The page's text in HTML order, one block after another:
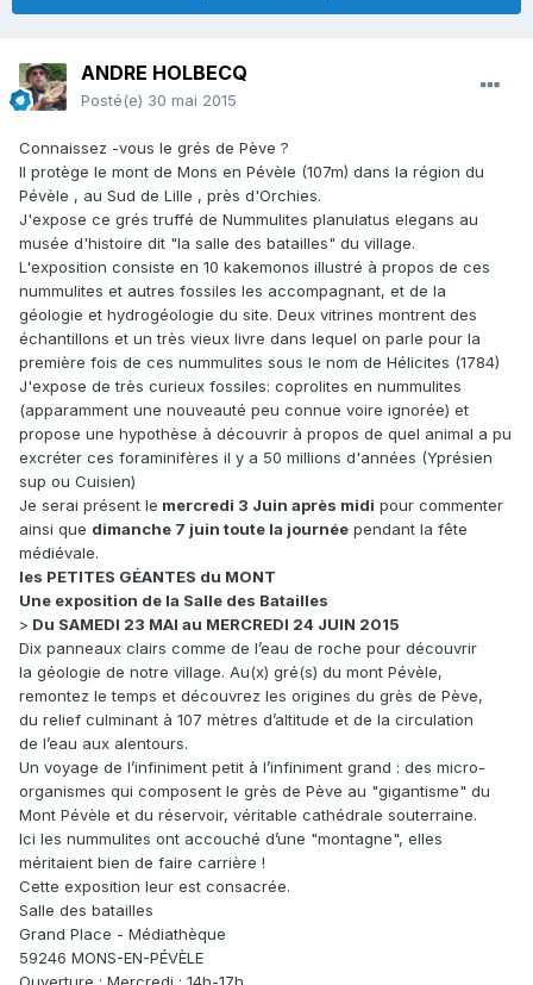
ANDRE HOLBECQ
Posté(e) 30 mai 2015
Connaissez -vous le grés de Pève ?
Il protège le mont de Mons en Pévèle (107m) dans la région du
Pévèle , au Sud de Lille , près d'Orchies.
J'expose ce grés truffé de Nummulites planulatus elegans au
musée d'histoire dit "la salle des batailles" du village.
L'exposition consiste en 10 kakemonos illustré à propos de ces
nummulites et autres fossiles les accompagnant, et de la
géologie et hydrogéologie du site. Deux vitrines montrent des
échantillons et un très vieux livre dans lequel on parle pour la
première fois de ces nummulites sous le nom de Hélicites (1784)
J'expose de très curieux fossiles: coprolites en nummulites
(apparamment une nouveauté peu connue voire ignorée) et
propose une hypothèse à découvrir à propos de quel animal a pu
excréter ces foraminifères il y a 50 millions d'années (Yprésien
sup ou Cuisien)
Je serai présent le mercredi 3 Juin après midi pour commenter
ainsi que dimanche 7 juin toute la journée pendant la fête
médiévale.
les PETITES GÉANTES du MONT
Une exposition de la Salle des Batailles
> Du SAMEDI 23 MAI au MERCREDI 24 JUIN 2015
Dix panneaux clairs comme de l’eau de roche pour découvrir
la géologie de notre village. Au(x) gré(s) du mont Pévèle,
remontez le temps et découvrez les origines du grès de Pève,
du relief culminant à 107 mètres d’altitude et de la circulation
de l’eau aux alentours.
Un voyage de l’infiniment petit à l’infiniment grand : des micro-
organismes qui composent le grès de Pève au "gigantisme" du
Mont Pévèle et du réservoir, véritable cathédrale souterraine.
Ici les nummulites ont accouché d’une "montagne", elles
méritaient bien de faire carrière !
Cette exposition leur est consacrée.
Salle des batailles
Grand Place - Médiathèque
59246 MONS-EN-PÉVÈLE